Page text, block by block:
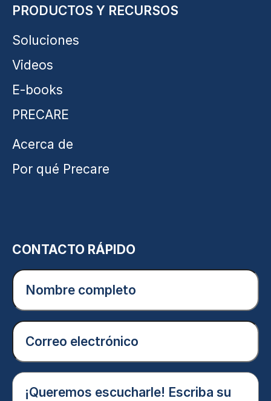
PRODUCTOS Y RECURSOS
Soluciones
Videos
E-books
PRECARE
Acerca de
Por qué Precare
CONTACTO RÁPIDO
Nombre
completo
(Obligatorio)
Correo
electrónico
(Obligatorio)
¡Queremos
escucharle!